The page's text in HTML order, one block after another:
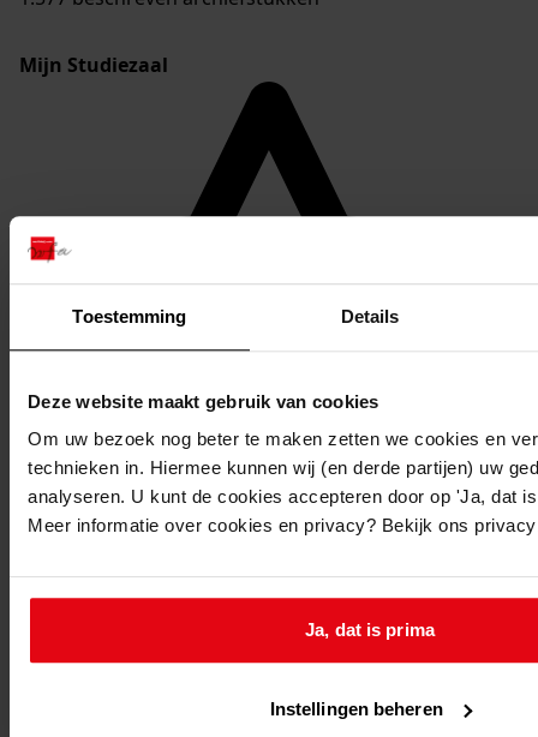
Toestemming Details
Deze website maakt gebruik van cookies
Om uw bezoek nog beter te maken zetten we cookies en
technieken in. Hiermee kunnen wij (en derde partijen) uw
analyseren. U kunt de cookies accepteren door op 'Ja, dat
Meer informatie over cookies en privacy? Bekijk ons
Ja, dat is prima
Instellingen beheren
Mijn Studiezaal